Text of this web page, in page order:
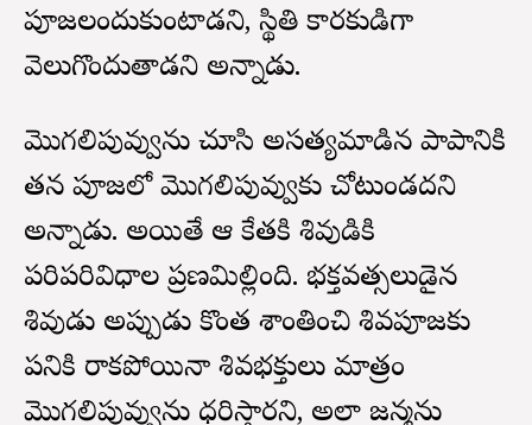
పూజలందుకుంటాడని, స్థితి కారకుడిగా
వెలుగొందుతాడని అన్నాడు.
మొగలిపువ్వును చూసి అసత్యమాడిన పాపానికి
తన పూజలో మొగలిపువ్వుకు చోటుండదని
అన్నాడు. అయితే ఆ కేతకి శివుడికి
పరిపరివిధాల ప్రణమిల్లింది. భక్తవత్సలుడైన
శివుడు అప్పుడు కొంత శాంతించి శివపూజకు
పనికి రాకపోయినా శివభక్తులు మాత్రం
మొగలిపువ్వును ధరిస్తారని, అలా జన్మను